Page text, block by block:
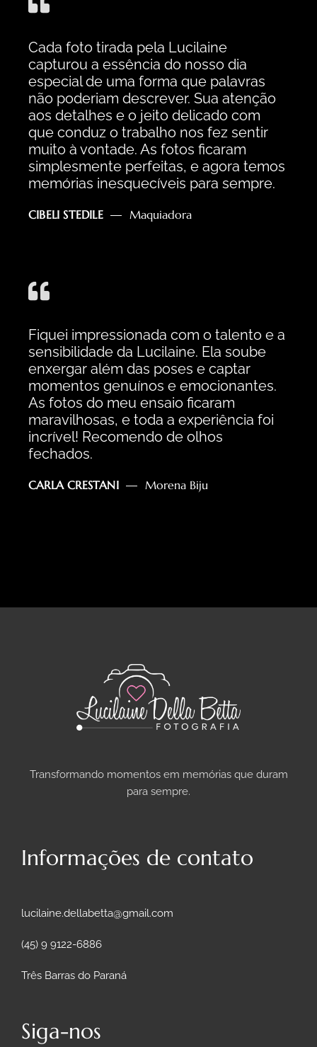
Cada foto tirada pela Lucilaine
capturou a essência do nosso dia
especial de uma forma que palavras
não poderiam descrever. Sua atenção
aos detalhes e o jeito delicado com
que conduz o trabalho nos fez sentir
muito à vontade. As fotos ficaram
simplesmente perfeitas, e agora temos
memórias inesquecíveis para sempre.
CIBELI STEDILE Maquiadora
Fiquei impressionada com o talento e a
sensibilidade da Lucilaine. Ela soube
enxergar além das poses e captar
momentos genuínos e emocionantes.
As fotos do meu ensaio ficaram
maravilhosas, e toda a experiência foi
incrível! Recomendo de olhos
fechados.
CARLA CRESTANI Morena Biju
Transformando momentos em memórias que duram
para sempre.
Informações de contato
lucilaine.dellabetta@gmail.com
(45) 9 9122-6886
Três Barras do Paraná
Siga-nos